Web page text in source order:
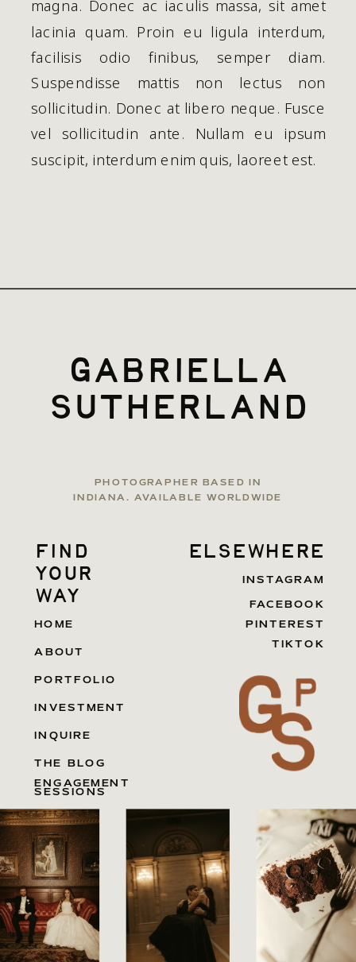
magna. Donec ac iaculis massa, sit amet
lacinia quam. Proin eu ligula interdum,
facilisis odio finibus, semper diam.
Suspendisse mattis non lectus non
sollicitudin. Donec at libero neque. Fusce
vel sollicitudin ante. Nullam eu ipsum
suscipit, interdum enim quis, laoreet est.
HOME
ABOUT
PORTFOLIO
INVESTMENT
INQUIRE
gabriella
sutherland
find
your
way
PHOTOGRAPHER BASED IN
INDIANA. AVAILABLE WORLDWIDE
THE BLOG
elsewhere
INSTAGRAM
FACEBOOK
PINTEREST
ENGAGEMENT
SESSIONS
TIKTOK